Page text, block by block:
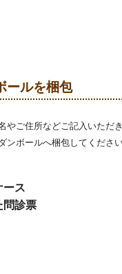
ールを梱包
やご住所などご記入いただき
ンボールへ梱包してください
ース
問診票